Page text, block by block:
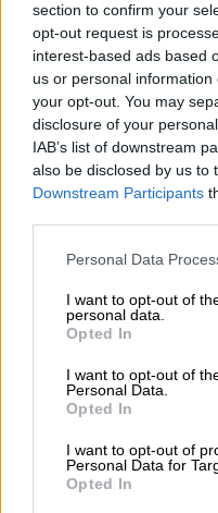
section to confirm your
opt-out request is
interest-based ads based
us or personal
your opt-out. You may
disclosure of your
IAB’s list of downstream
also be disclosed by us to
Downstream Participants
Please note that this
not limited to your visit or
grant or deny consent to
use your data for below
consent section.
Personal Data
I want to opt-out of
personal data.
Opted In
I want to opt-out of
Personal Data.
Opted In
I want to opt-out of
Personal Data for
Opted In
Ισραήλ: Βρέθηκε
Πιλάτου με
Η
αποκάλυψε ότι το
όνομα του
ΑΛΛΑ #TAGS
αρχαιολογία